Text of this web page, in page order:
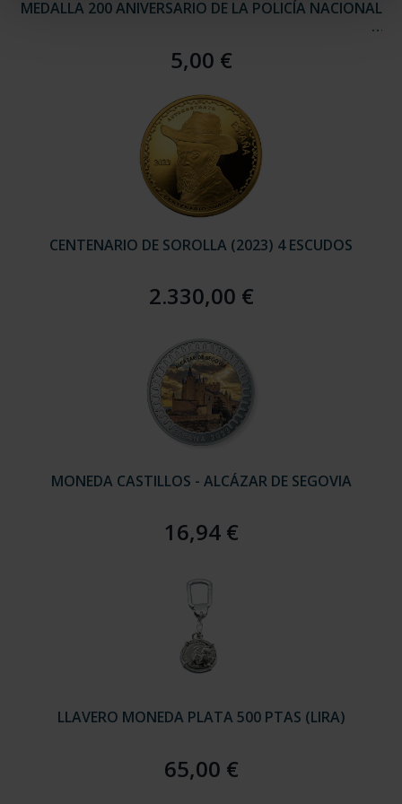
MEDALLA 200 ANIVERSARIO DE LA POLICÍA NACIONAL
5,00 €
CENTENARIO DE SOROLLA (2023) 4 ESCUDOS
2.330,00 €
MONEDA CASTILLOS - ALCÁZAR DE SEGOVIA
16,94 €
LLAVERO MONEDA PLATA 500 PTAS (LIRA)
65,00 €